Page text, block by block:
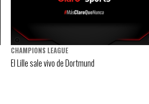
CHAMPIONS LEAGUE
El Lille sale vivo de Dortmund